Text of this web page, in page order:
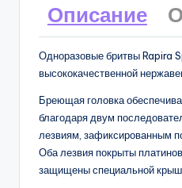
Описание
Одноразовые бритвы Rapira
высококачественной
Бреющая головка
благодаря двум
лезвиям, зафиксированным
Оба лезвия покрыты
защищены специальной